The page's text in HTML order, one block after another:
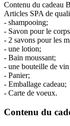
Contenu du cadeau
Articles SPA de
- shampooing;
- Savon pour le
- 2 savons pour les
- une lotion;
- Bain moussant;
- une bouteille de
- Panier;
- Emballage cadeau;
- Carte de voeux.
Contenu du